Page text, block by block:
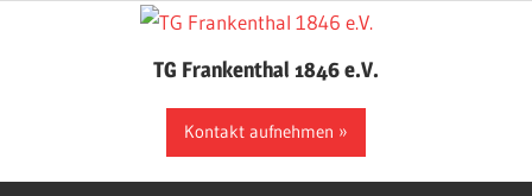
TG Frankenthal 1846 e.V.
Kontakt aufnehmen